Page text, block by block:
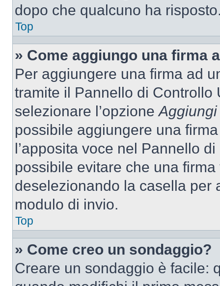
dopo che qualcuno ha
Top
» Come aggiungo una firma
Per aggiungere una firma ad
tramite il Pannello di Controllo
selezionare l’opzione
possibile aggiungere una
l’apposita voce nel Pannello
possibile evitare che una
deselezionando la casella per
modulo di invio.
Top
» Come creo un sondaggio?
Creare un sondaggio è facile: